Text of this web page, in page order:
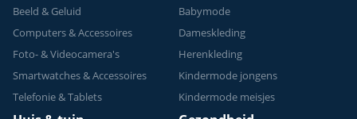
Beeld & Geluid
Computers & Accessoires
Foto- & Videocamera's
Smartwatches & Accessoires
Telefonie & Tablets
Babymode
Dameskleding
Herenkleding
Kindermode jongens
Kindermode meisjes